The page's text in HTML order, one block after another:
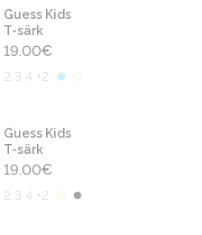
Guess Kids
T-särk
19.00€
2 3 4 +2
Guess Kids
T-särk
19.00€
2 3 4 +2